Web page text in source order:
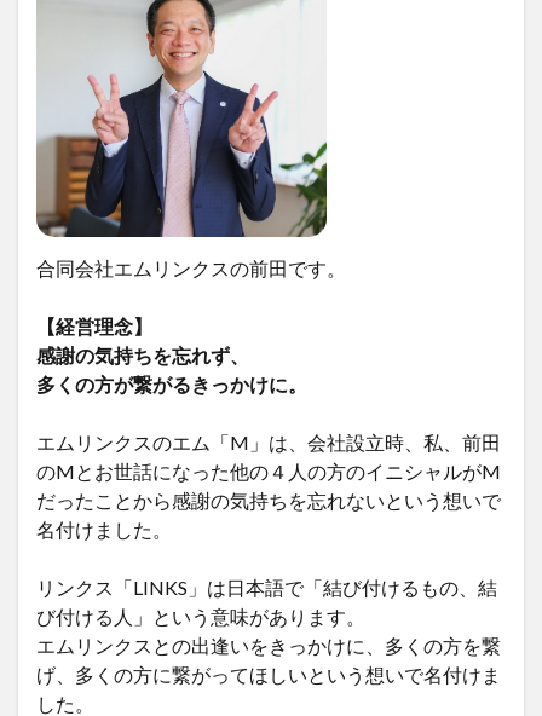
合同会社エムリンクスの前田です。
【経営理念】
感謝の気持ちを忘れず、
多くの方が繋がるきっかけに。
エムリンクスのエム「M」は、会社設立時、私、前田
のMとお世話になった他の４人の方のイニシャルがM
だったことから感謝の気持ちを忘れないという想いで
名付けました。
リンクス「LINKS」は日本語で「結び付けるもの、結
び付ける人」という意味があります。
エムリンクスとの出逢いをきっかけに、多くの方を繋
げ、多くの方に繋がってほしいという想いで名付けま
した。